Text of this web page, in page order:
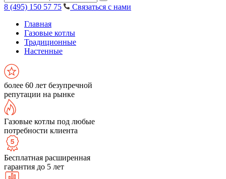
8 (495) 150 57 75
Связаться с нами
Главная
Газовые котлы
Традиционные
Настенные
более 60 лет безупречной
репутации на рынке
Газовые котлы под любые
потребности клиента
Бесплатная расширенная
гарантия до 5 лет